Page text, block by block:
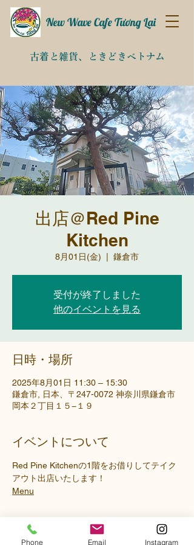
New Wave Cafe Tương Lai
古着と雑貨、 ​ときどきベトナム​
出店＠Red Pine
Kitchen
8月01日(金) 鎌倉市
受付が終了しました
他のイベントを見る
日時・場所
2025年8月01日 11:30 – 15:30
鎌倉市, 日本、〒247-0072 神奈川県鎌倉市
岡本２丁目１５−１９
イベントについて
Red Pine Kitchenの1階をお借りしてテイク
アウト出店いたします！
Menu
Phone Email Instagram